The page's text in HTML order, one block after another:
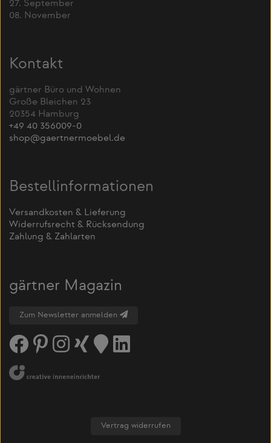
27. September
08. November
Kontakt
gärtner Büro und Wohnen
Große Bleichen 23
20354 Hamburg
+49 40 356009-0
shop@gaertnermoebel.de
Bestellinformationen
Versandkosten & Lieferung
Widerrufsrecht & Rücksendung
Zahlung & Zahlarten
gärtner Magazin
Zum Newsletter anmelden
Vertrag widerrufen